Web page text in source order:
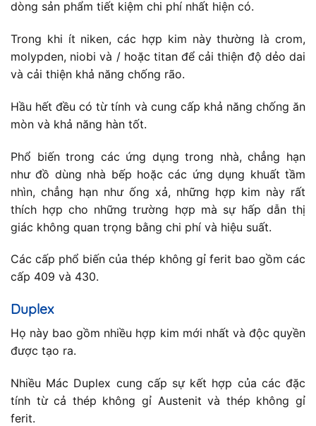
dòng sản phẩm tiết kiệm chi phí nhất hiện có.
Trong khi ít niken, các hợp kim này thường là crom,
molypden, niobi và / hoặc titan để cải thiện độ dẻo dai
và cải thiện khả năng chống rão.
Hầu hết đều có từ tính và cung cấp khả năng chống ăn
mòn và khả năng hàn tốt.
Phổ biến trong các ứng dụng trong nhà, chẳng hạn
như đồ dùng nhà bếp hoặc các ứng dụng khuất tầm
nhìn, chẳng hạn như ống xả, những hợp kim này rất
thích hợp cho những trường hợp mà sự hấp dẫn thị
giác không quan trọng bằng chi phí và hiệu suất.
Các cấp phổ biến của thép không gỉ ferit bao gồm các
cấp 409 và 430.
Duplex
Họ này bao gồm nhiều hợp kim mới nhất và độc quyền
được tạo ra.
Nhiều Mác Duplex cung cấp sự kết hợp của các đặc
tính từ cả thép không gỉ Austenit và thép không gỉ
ferit.